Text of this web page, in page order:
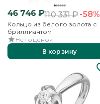
46 746₽110 331₽-58%
Кольцо из белого золота с
бриллиантом
Нет оценок
В корзину